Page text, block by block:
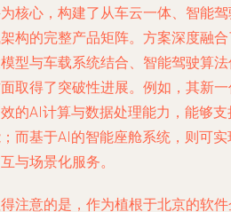
核心，构建了从车云一体、智能
构的完整产品矩阵。方案深度融
型与车载系统结合、智能驾驶算
取得了突破性进展。例如，其新
的AI计算与数据处理能力，能够
而基于AI的智能座舱系统，则可
与场景化服务。
注意的是，作为植根于北京的软